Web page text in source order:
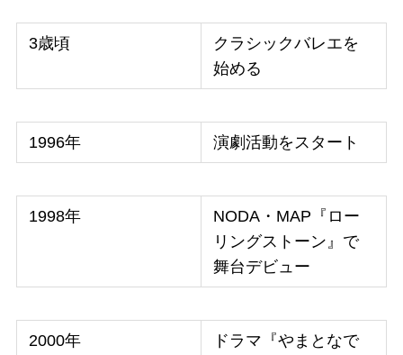
3歳頃
クラシックバレエを
始める
1996年 演劇活動をスタート
1998年
NODA・MAP『ロー
リングストーン』で
舞台デビュー
2000年
ドラマ『やまとなで